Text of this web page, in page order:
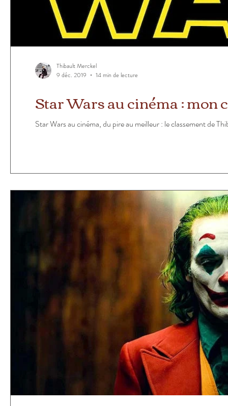
Star Wars au cinéma : mon
Star Wars au cinéma, du pire au meilleur : le classement de
Thibault Merckel
9 déc. 2019
14 min de lecture